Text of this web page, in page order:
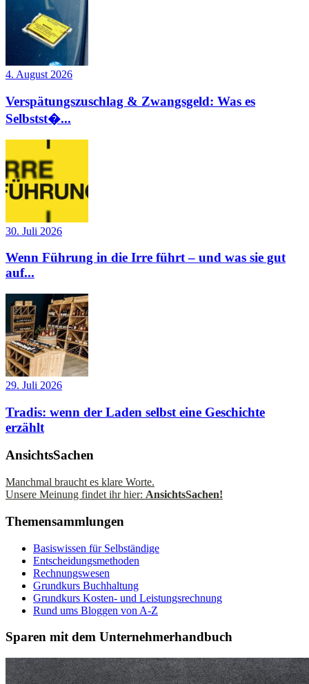
4. August 2026
Verspätungszuschlag & Zwangsgeld: Was es
Selbstst�...
30. Juli 2026
Wenn Führung in die Irre führt – und was sie gut
auf...
29. Juli 2026
Tradis: wenn der Laden selbst eine Geschichte
erzählt
AnsichtsSachen
Manchmal braucht es klare Worte.
Unsere Meinung findet ihr hier: AnsichtsSachen!
Themensammlungen
Basiswissen für Selbständige
Entscheidungsmethoden
Rechnungswesen
Grundkurs Buchhaltung
Grundkurs Kosten- und Leistungsrechnung
Rund ums Bloggen von A-Z
Sparen mit dem Unternehmerhandbuch